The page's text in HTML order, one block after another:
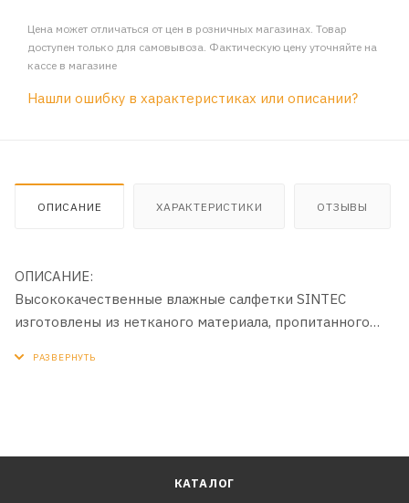
Цена может отличаться от цен в розничных магазинах. Товар
доступен только для самовывоза. Фактическую цену уточняйте на
кассе в магазине
Нашли ошибку в характеристиках или описании?
ОПИСАНИЕ ХАРАКТЕРИСТИКИ ОТЗЫВЫ
ОПИСАНИЕ:
Высококачественные влажные салфетки SINTEC
изготовлены из нетканого материала, пропитанного
КАТАЛОГ